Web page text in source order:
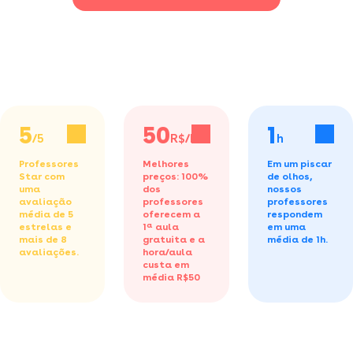
5/5
Professores
Star com
uma
avaliação
média de 5
estrelas e
mais de 8
avaliações.
50R$/h
Melhores
preços: 100%
dos
professores
oferecem a
1ª aula
gratuita e a
hora/aula
custa em
média R$50
1 h
Em um piscar
de olhos,
nossos
professores
respondem
em uma
média de 1h.